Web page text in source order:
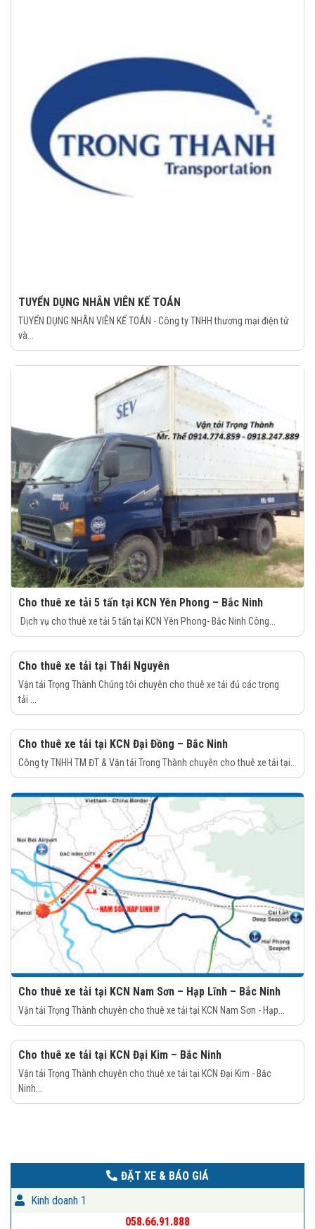
TUYỂN DỤNG NHÂN VIÊN KẾ TOÁN
TUYỂN DỤNG NHÂN VIÊN KẾ TOÁN - Công ty TNHH thương mại điện tử
và...
Cho thuê xe tải 5 tấn tại KCN Yên Phong – Bắc Ninh
Dịch vụ cho thuê xe tải 5 tấn tại KCN Yên Phong- Bắc Ninh Công...
Cho thuê xe tải tại Thái Nguyên
Vận tải Trọng Thành Chúng tôi chuyên cho thuê xe tải đủ các trọng
tải ...
Cho thuê xe tải tại KCN Đại Đồng – Bắc Ninh
Công ty TNHH TM ĐT & Vận tải Trọng Thành chuyên cho thuê xe tải tại...
Cho thuê xe tải tại KCN Nam Sơn – Hạp Lĩnh – Bắc Ninh
Vận tải Trọng Thành chuyên cho thuê xe tải tại KCN Nam Sơn - Hạp...
Cho thuê xe tải tại KCN Đại Kim – Bắc Ninh
Vận tải Trọng Thành chuyên cho thuê xe tải tại KCN Đại Kim - Bắc
Ninh...
ĐẶT XE & BÁO GIÁ
Kinh doanh 1
058.66.91.888